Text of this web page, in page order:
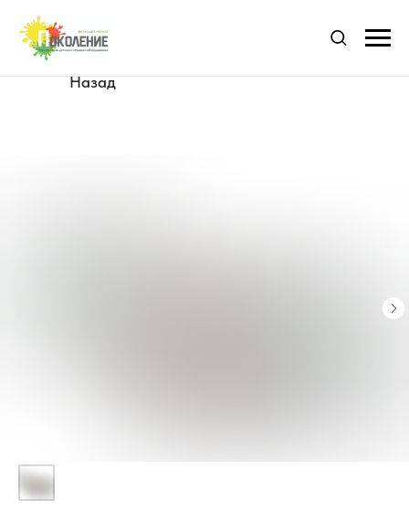
Назад